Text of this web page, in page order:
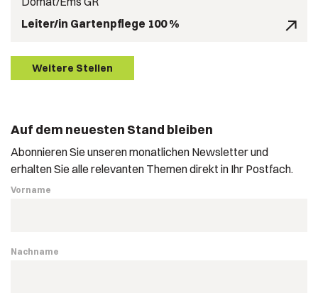
Leiter/in Gartenpflege 100 %
Weitere Stellen
Auf dem neuesten Stand bleiben
Abonnieren Sie unseren monatlichen Newsletter und
erhalten Sie alle relevanten Themen direkt in Ihr Postfach.
Vorname
Nachname